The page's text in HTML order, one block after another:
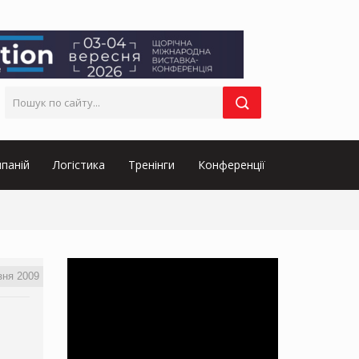
Логістика Тренінги Конференції
2009